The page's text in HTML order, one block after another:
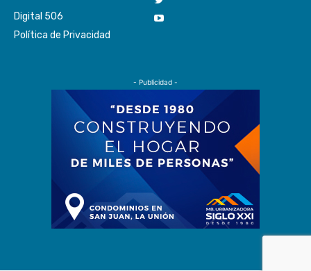
Digital 506
Política de Privacidad
- Publicidad -